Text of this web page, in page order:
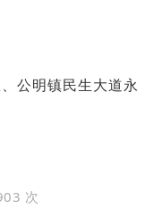
公明镇民生大道永
次